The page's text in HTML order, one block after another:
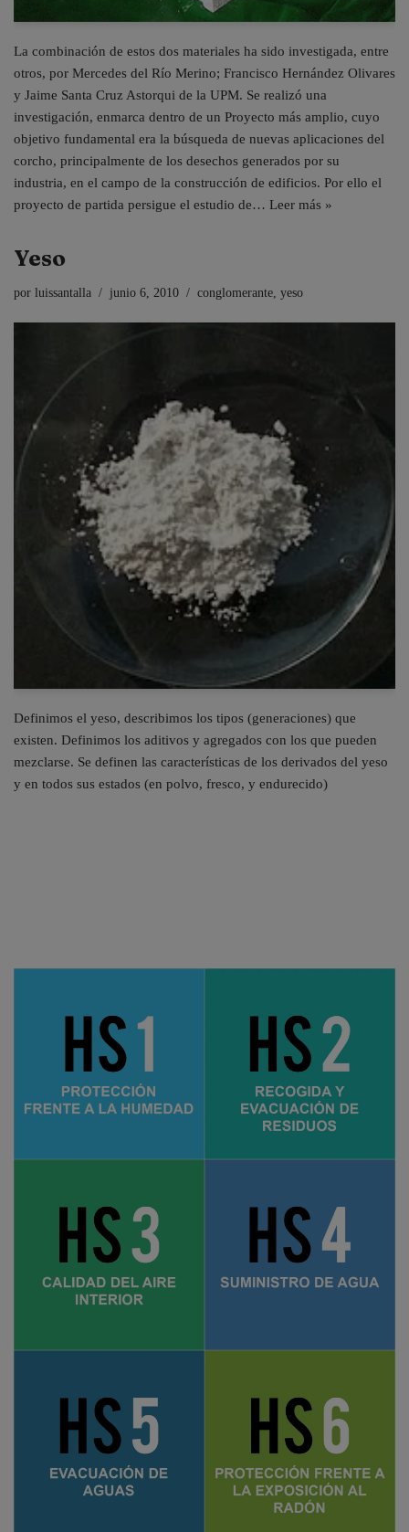
La combinación de estos dos materiales ha sido investigada, entre
otros, por Mercedes del Río Merino; Francisco Hernández Olivares
y Jaime Santa Cruz Astorqui de la UPM. Se realizó una
investigación, enmarca dentro de un Proyecto más amplio, cuyo
objetivo fundamental era la búsqueda de nuevas aplicaciones del
corcho, principalmente de los desechos generados por su
industria, en el campo de la construcción de edificios. Por ello el
proyecto de partida persigue el estudio de… Leer más »
Yeso
por luissantalla junio 6, 2010 conglomerante yeso
Definimos el yeso, describimos los tipos (generaciones) que
existen. Definimos los aditivos y agregados con los que pueden
mezclarse. Se definen las características de los derivados del yeso
y en todos sus estados (en polvo, fresco, y endurecido)